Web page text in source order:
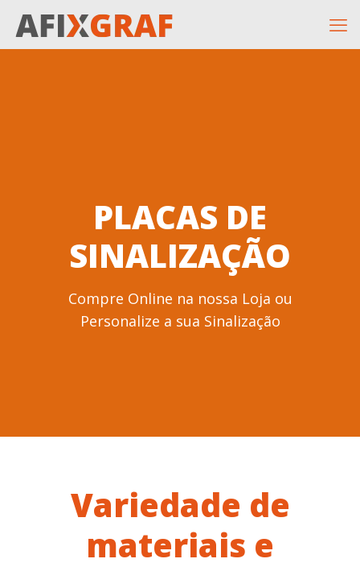
PLACAS DE
SINALIZAÇÃO
Compre Online na nossa Loja ou
Personalize a sua Sinalização
Variedade de
materiais e